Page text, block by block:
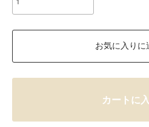
お気に入りに
カートに